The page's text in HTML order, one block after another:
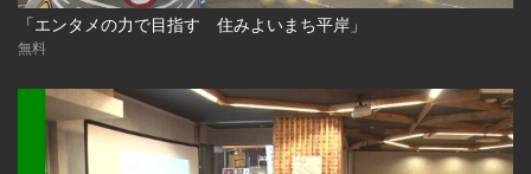
「エンタメの力で目指す 住みよいまち平岸」
無料